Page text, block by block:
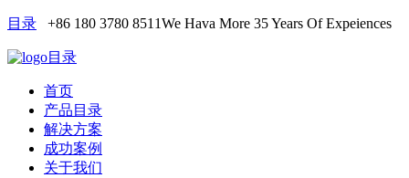
目录 +86 180 3780 8511We Hava More 35 Years Of Expeiences
目录
首页
产品目录
解决方案
成功案例
关于我们